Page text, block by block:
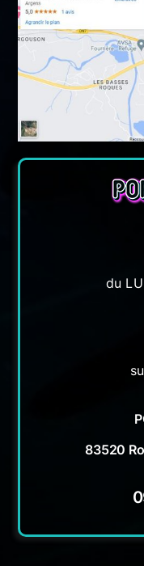
du
83520